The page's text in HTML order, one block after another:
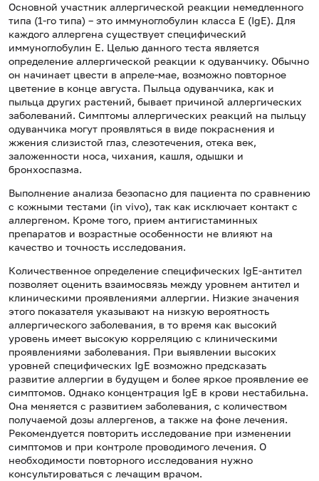
Основной участник аллергической реакции немедленного
типа (1-го типа) – это иммуноглобулин класса Е (IgE). Для
каждого аллергена существует специфический
иммуноглобулин Е. Целью данного теста является
определение аллергической реакции к одуванчику. Обычно
он начинает цвести в апреле-мае, возможно повторное
цветение в конце августа. Пыльца одуванчика, как и
пыльца других растений, бывает причиной аллергических
заболеваний. Симптомы аллергических реакций на пыльцу
одуванчика могут проявляться в виде покраснения и
жжения слизистой глаз, слезотечения, отека век,
заложенности носа, чихания, кашля, одышки и
бронхоспазма.
Выполнение анализа безопасно для пациента по сравнению
с кожными тестами (in vivo), так как исключает контакт с
аллергеном. Кроме того, прием антигистаминных
препаратов и возрастные особенности не влияют на
качество и точность исследования.
Количественное определение специфических IgE-антител
позволяет оценить взаимосвязь между уровнем антител и
клиническими проявлениями аллергии. Низкие значения
этого показателя указывают на низкую вероятность
аллергического заболевания, в то время как высокий
уровень имеет высокую корреляцию с клиническими
проявлениями заболевания. При выявлении высоких
уровней специфических IgE возможно предсказать
развитие аллергии в будущем и более яркое проявление ее
симптомов. Однако концентрация IgE в крови нестабильна.
Она меняется с развитием заболевания, с количеством
получаемой дозы аллергенов, а также на фоне лечения.
Рекомендуется повторить исследование при изменении
симптомов и при контроле проводимого лечения. О
необходимости повторного исследования нужно
консультироваться с лечащим врачом.